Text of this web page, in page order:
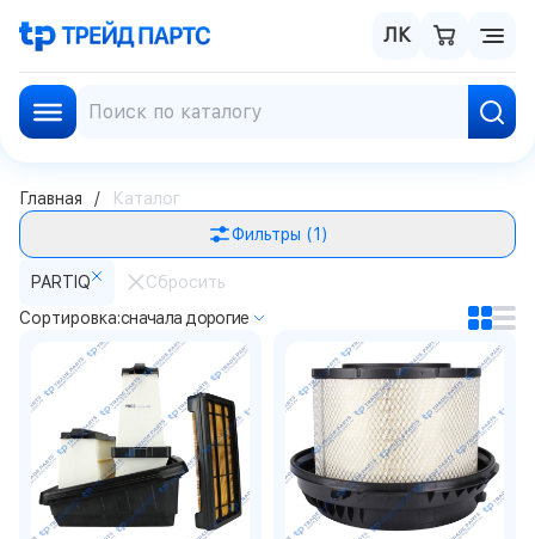
ЛК
Главная
Каталог
Фильтры (1)
PARTIQ
Сбросить
Сортировка:сначала дорогие